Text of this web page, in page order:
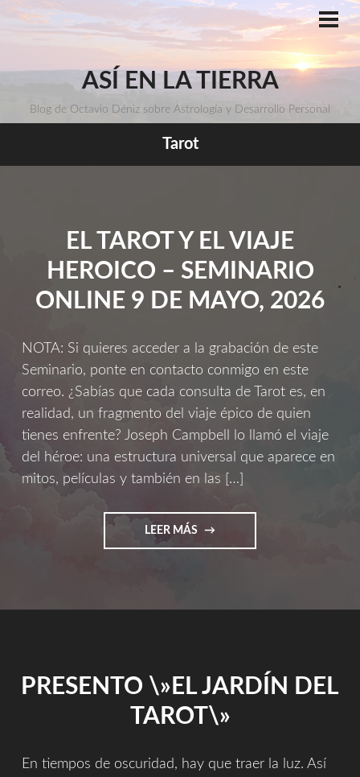
ASÍ EN LA TIERRA
Blog de Octavio Déniz sobre Astrología y Desarrollo Personal
Tarot
EL TAROT Y EL VIAJE
HEROICO – SEMINARIO
ONLINE 9 DE MAYO, 2026
NOTA: Si quieres acceder a la grabación de este
Seminario, ponte en contacto conmigo en este
correo. ¿Sabías que cada consulta de Tarot es, en
realidad, un fragmento del viaje épico de quien
tienes enfrente? Joseph Campbell lo llamó el viaje
del héroe: una estructura universal que aparece en
mitos, películas y también en las […]
LEER MÁS "EL
TAROT
MAYO,
PRESENTO \»EL JARDÍN DEL
TAROT\»
En tiempos de oscuridad, hay que traer la luz. Así